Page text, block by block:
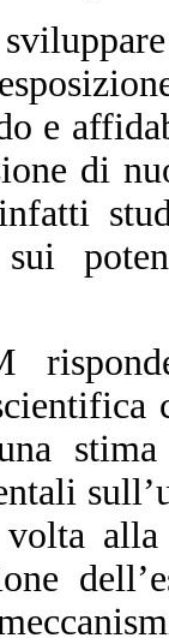
e
di
sui
stima
volta